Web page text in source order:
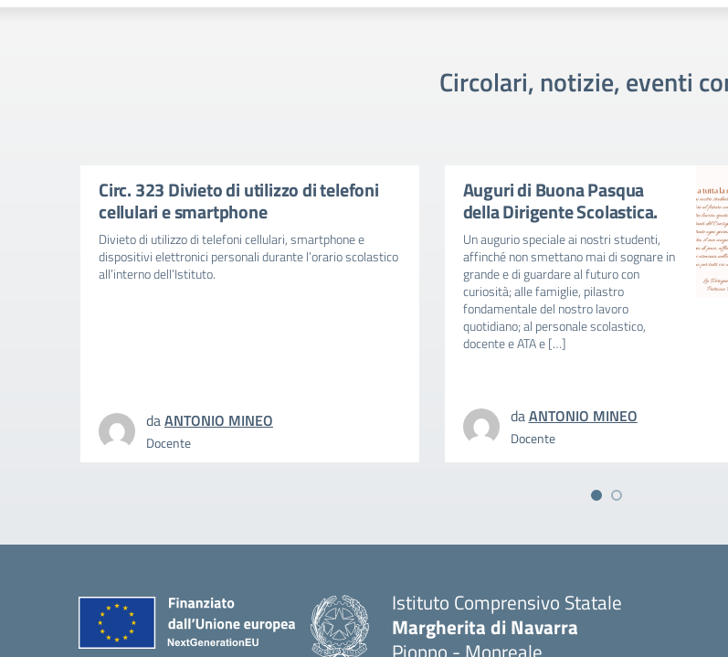
Circolari, notizie, eventi
Circ. 323 Divieto di utilizzo di telefoni
cellulari e smartphone
Divieto di utilizzo di telefoni cellulari, smartphone e
dispositivi elettronici personali durante l’orario scolastico
all’interno dell’Istituto.
daANTONIO MINEO
Docente
Auguri di Buona Pasqua
della Dirigente Scolastica.
Un augurio speciale ai nostri studenti,
affinché non smettano mai di sognare in
grande e di guardare al futuro con
curiosità; alle famiglie, pilastro
fondamentale del nostro lavoro
quotidiano; al personale scolastico,
docente e ATA e […]
daANTONIO MINEO
Docente
Istituto Comprensivo Statale
Margherita di Navarra